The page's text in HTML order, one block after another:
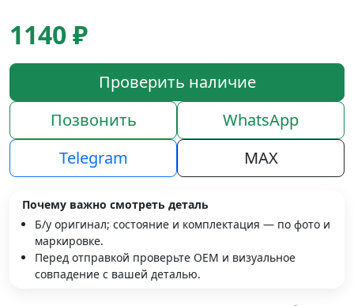
1140 ₽
Проверить наличие
Позвонить
WhatsApp
Telegram
MAX
Почему важно смотреть деталь
Б/у оригинал; состояние и комплектация — по фото и
маркировке.
Перед отправкой проверьте OEM и визуальное
совпадение с вашей деталью.